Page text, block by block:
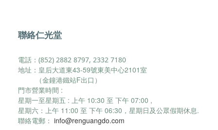
聯絡仁光堂
電話：(852) 2882 8797, 2332 7180
地址：皇后大道東43-59號東美中心2101室
（金鐘港鐵站F出口）
門市營業時間 :
星期一至星期五 : 上午 10:30 至 下午 07:00 ,
星期六： 上午 11:00 至 下午 06:30， 星期日及公眾假期休息.
聯絡電郵： info@renguangdo.com